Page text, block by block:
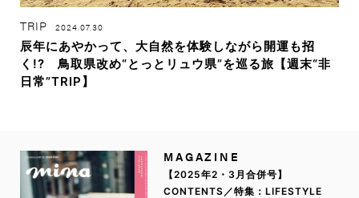
TRIP 2024.07.30
辰年にあやかって、大自然を体験しながら開運も招
く!? 鳥取県改め“とっとリュウ県”を巡る旅【週末“非
日常”TRIP】
MAGAZINE
【2025年2・3月合併号】
CONTENTS／特集：LIFESTYLE